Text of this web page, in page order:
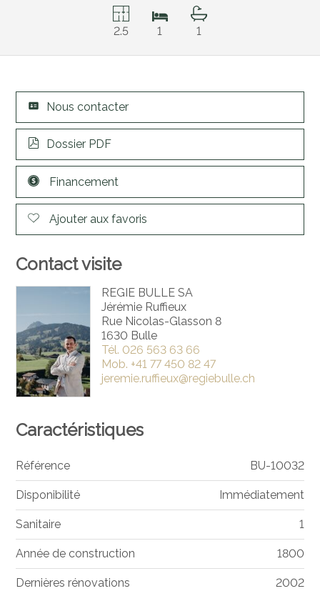
2.5 1 1
Nous contacter
Dossier PDF
Financement
Ajouter aux favoris
Contact visite
REGIE BULLE SA
Jérémie Ruffieux
Rue Nicolas-Glasson 8
1630 Bulle
Tél. 026 563 63 66
Mob. +41 77 450 82 47
jeremie.ruffieux@regiebulle.ch
Caractéristiques
Référence BU-10032
Disponibilité Immédiatement
Sanitaire 1
Année de construction 1800
Dernières rénovations 2002